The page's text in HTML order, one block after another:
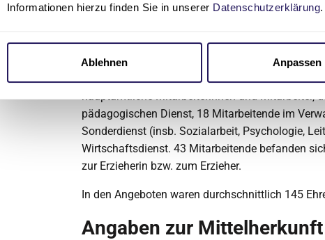
Informationen hierzu finden Sie in unserer Datenschutzerklärung.
Ablehnen Anpassen
Die Johannesstift Diakonie Jugendhilfe gGmbH
Praktikanten, Freiwilligendienstleistende, FSJler,
hauptamtliche Mitarbeiterinnen und Mitarbeiter,
pädagogischen Dienst, 18 Mitarbeitende im
Sonderdienst (insb. Sozialarbeit, Psychologie,
Wirtschaftsdienst. 43 Mitarbeitende befanden
zur Erzieherin bzw. zum Erzieher.
In den Angeboten waren durchschnittlich 145
Angaben zur Mittelherkunft